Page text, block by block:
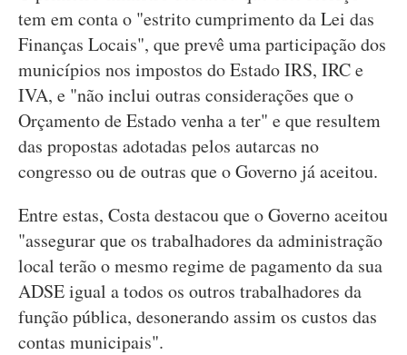
tem em conta o "estrito cumprimento da Lei das
Finanças Locais", que prevê uma participação dos
municípios nos impostos do Estado IRS, IRC e
IVA, e "não inclui outras considerações que o
Orçamento de Estado venha a ter" e que resultem
das propostas adotadas pelos autarcas no
congresso ou de outras que o Governo já aceitou.
Entre estas, Costa destacou que o Governo aceitou
"assegurar que os trabalhadores da administração
local terão o mesmo regime de pagamento da sua
ADSE igual a todos os outros trabalhadores da
função pública, desonerando assim os custos das
contas municipais".